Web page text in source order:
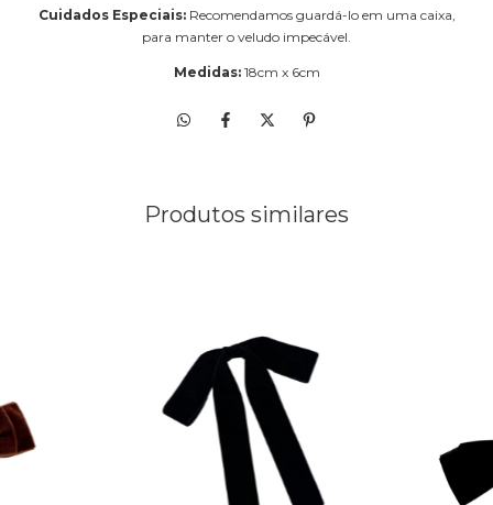
Cuidados Especiais:Recomendamos guardá-lo em uma caixa,
para manter o veludo impecável.
Medidas: 18cm x 6cm
Produtos similares